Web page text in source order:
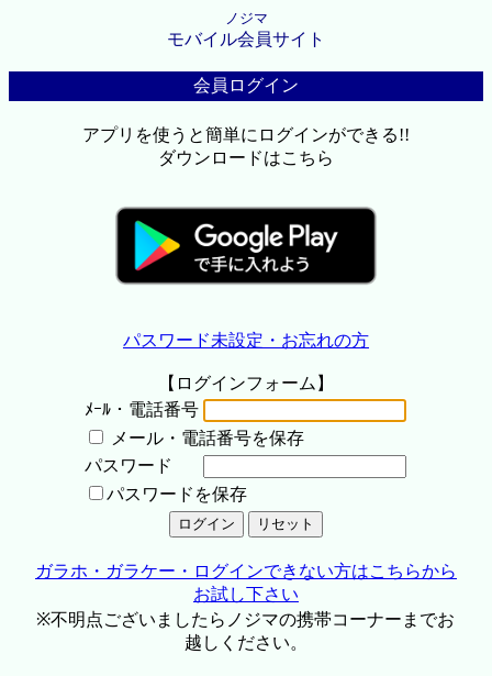
ノジマ
モバイル会員サイト
会員ログイン
アプリを使うと簡単にログインができる!!
ダウンロードはこちら
パスワード未設定・お忘れの方
【ログインフォーム】
ﾒｰﾙ・電話番号
メール・電話番号を保存
パスワード
パスワードを保存
ガラホ・ガラケー・ログインできない方はこちらから
お試し下さい
※不明点ございましたらノジマの携帯コーナーまでお
越しください。